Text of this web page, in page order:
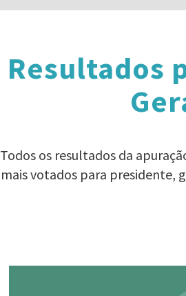
Resultados
Todos os resultados da
mais votados para presidente,